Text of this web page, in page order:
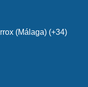
(Málaga) (+34)